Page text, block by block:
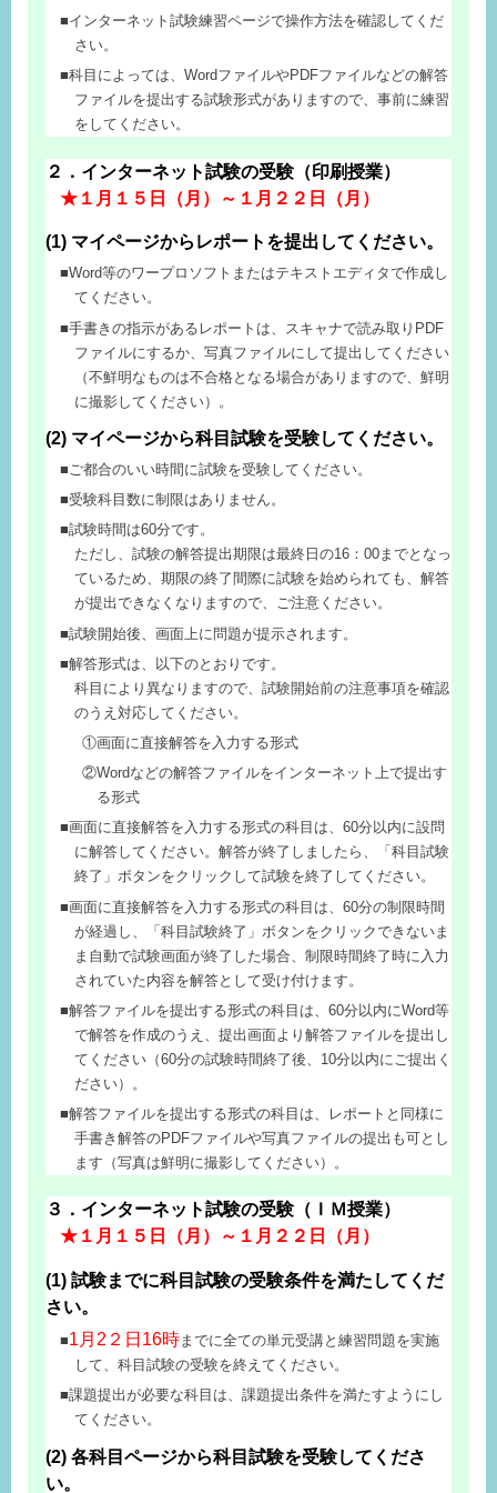
インターネット試験練習ページで操作方法を確認してくだ
さい。
科目によっては、WordファイルやPDFファイルなどの解答
ファイルを提出する試験形式がありますので、事前に練習
をしてください。
２．インターネット試験の受験（印刷授業）
★１月１５日（月）～１月２２日（月）
(1) マイページからレポートを提出してください。
Word等のワープロソフトまたはテキストエディタで作成し
てください。
手書きの指示があるレポートは、スキャナで読み取りPDF
ファイルにするか、写真ファイルにして提出してください
（不鮮明なものは不合格となる場合がありますので、鮮明
に撮影してください）。
(2) マイページから科目試験を受験してください。
ご都合のいい時間に試験を受験してください。
受験科目数に制限はありません。
試験時間は60分です。
ただし、試験の解答提出期限は最終日の16：00までとなっ
ているため、期限の終了間際に試験を始められても、解答
が提出できなくなりますので、ご注意ください。
試験開始後、画面上に問題が提示されます。
解答形式は、以下のとおりです。
科目により異なりますので、試験開始前の注意事項を確認
のうえ対応してください。
①画面に直接解答を入力する形式
②Wordなどの解答ファイルをインターネット上で提出す
る形式
画面に直接解答を入力する形式の科目は、60分以内に設問
に解答してください。解答が終了しましたら、「科目試験
終了」ボタンをクリックして試験を終了してください。
画面に直接解答を入力する形式の科目は、60分の制限時間
が経過し、「科目試験終了」ボタンをクリックできないま
ま自動で試験画面が終了した場合、制限時間終了時に入力
されていた内容を解答として受け付けます。
解答ファイルを提出する形式の科目は、60分以内にWord等
で解答を作成のうえ、提出画面より解答ファイルを提出し
てください（60分の試験時間終了後、10分以内にご提出く
ださい）。
解答ファイルを提出する形式の科目は、レポートと同様に
手書き解答のPDFファイルや写真ファイルの提出も可とし
ます（写真は鮮明に撮影してください）。
３．インターネット試験の受験（ＩＭ授業）
★１月１５日（月）～１月２２日（月）
(1) 試験までに科目試験の受験条件を満たしてくだ
さい。
1月2２日16時までに全ての単元受講と練習問題を実施
して、科目試験の受験を終えてください。
課題提出が必要な科目は、課題提出条件を満たすようにし
てください。
(2) 各科目ページから科目試験を受験してくださ
い。